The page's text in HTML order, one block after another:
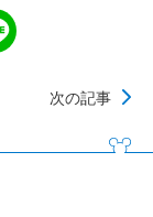
次の記事